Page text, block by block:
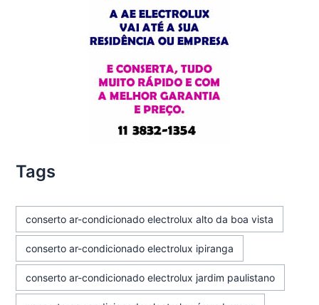
Tags
conserto ar-condicionado electrolux alto da boa vista
conserto ar-condicionado electrolux ipiranga
conserto ar-condicionado electrolux jardim paulistano